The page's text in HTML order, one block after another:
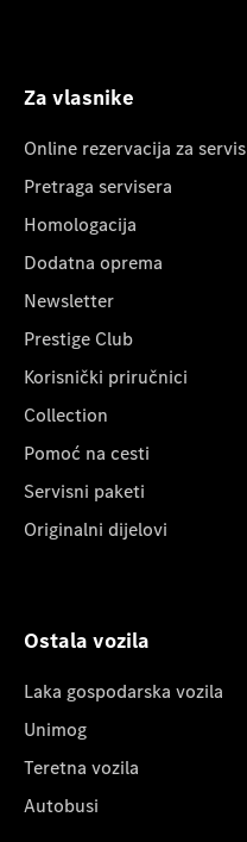
Za vlasnike
Online rezervacija za servis
Pretraga servisera
Homologacija
Dodatna oprema
Newsletter
Prestige Club
Korisnički priručnici
Collection
Pomoć na cesti
Servisni paketi
Originalni dijelovi
Ostala vozila
Laka gospodarska vozila
Unimog
Teretna vozila
Autobusi